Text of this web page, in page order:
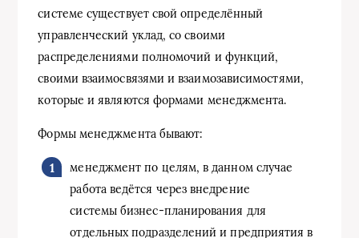
системе существует свой определённый
управленческий уклад, со своими
распределениями полномочий и функций,
своими взаимосвязями и взаимозависимостями,
которые и являются формами менеджмента.
Формы менеджмента бывают:
менеджмент по целям, в данном случае
работа ведётся через внедрение
системы бизнес-планирования для
отдельных подразделений и предприятия в